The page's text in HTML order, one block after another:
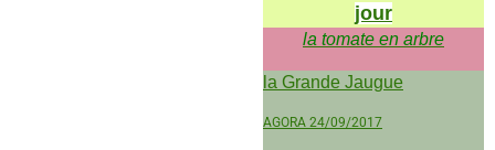
jour
la tomate en arbre
la Grande Jaugue
AGORA 24/09/2017